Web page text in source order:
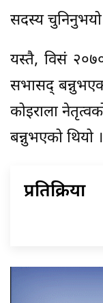
सदस्य चुनिनुभयो
यस्तै, विसं
सभासद्
कोइराला
बन्नुभएको थियो
प्रतिक्रिया